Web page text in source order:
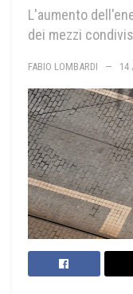
L'aumento
dei mezzi
FABIO LOMBARDI 14